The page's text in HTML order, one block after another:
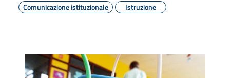
Comunicazione istituzionale
Istruzione